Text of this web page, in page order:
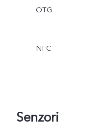
OTG
NFC
Senzori